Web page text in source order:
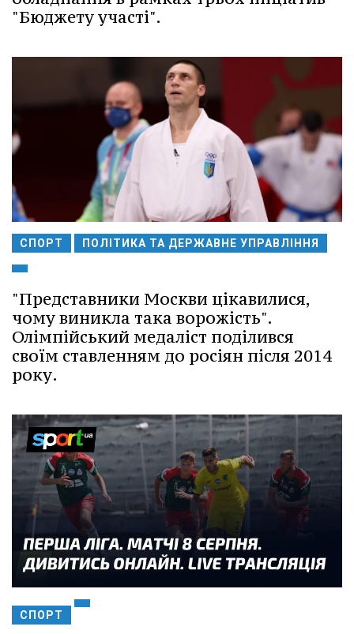
"Бюджету участі".
СПОРТ ПОЛІТИКА ТА ДЕРЖАВНЕ УПРАВЛІННЯ
"Представники Москви цікавилися,
чому виникла така ворожість".
Олімпійський медаліст поділився
своїм ставленням до росіян після 2014
року.
СПОРТ